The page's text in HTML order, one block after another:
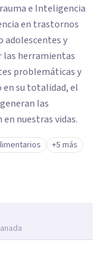
e Inteligencia
en trastornos
adolescentes y
las herramientas
problemáticas y
en su totalidad, el
las
nuestras vidas.
+5 más